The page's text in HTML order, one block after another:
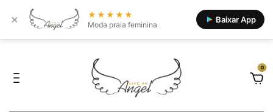
× ★★★★★
Moda praia feminina Baixar App
0